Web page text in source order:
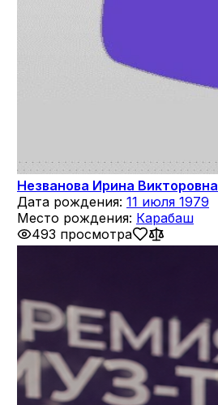
Незванова Ирина Викторовна
Дата рождения: 11 июля 1979
Место рождения: Карабаш
493 просмотра